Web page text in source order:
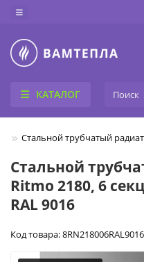
КАТАЛОГ
Cтальной трубчатый
Cтальной
Ritmo 2180, 6
RAL 9016
Код товара: 8RN218006RAL9016